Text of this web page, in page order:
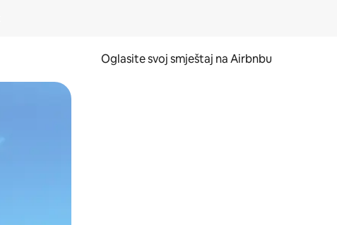
Oglasite svoj smještaj na Airbnbu